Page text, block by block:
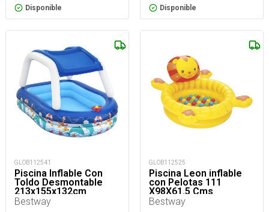
Disponible Disponible
GLOB112541
Piscina Inflable Con
Toldo Desmontable
213x155x132cm
Bestway
GLOB112525
Piscina Leon inflable
con Pelotas 111
X98X61.5 Cms
Bestway